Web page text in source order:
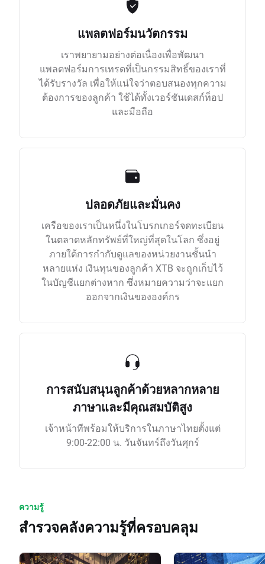
แพลตฟอร์มนวัตกรรม
เราพยายามอย่างต่อเนื่องเพื่อพัฒนา
แพลตฟอร์มการเทรดที่เป็นกรรมสิทธิ์ของเราที่
ได้รับรางวัล เพื่อให้แน่ใจว่าตอบสนองทุกความ
ต้องการของลูกค้า ใช้ได้ทั้งเวอร์ชันเดสก์ท็อป
และมือถือ
ปลอดภัยและมั่นคง
เครือของเราเป็นหนึ่งในโบรกเกอร์จดทะเบียน
ในตลาดหลักทรัพย์ที่ใหญ่ที่สุดในโลก ซึ่งอยู่
ภายใต้การกำกับดูแลของหน่วยงานชั้นนำ
หลายแห่ง เงินทุนของลูกค้า XTB จะถูกเก็บไว้
ในบัญชีแยกต่างหาก ซึ่งหมายความว่าจะแยก
ออกจากเงินขององค์กร
การสนับสนุนลูกค้าด้วยหลากหลาย
ภาษาและมีคุณสมบัติสูง
เจ้าหน้าทีพร้อมให้บริการในภาษาไทยตั้งแต่
9:00-22:00 น. วันจันทร์ถึงวันศุกร์
ความรู้
สำรวจคลังความรู้ที่ครอบคลุม